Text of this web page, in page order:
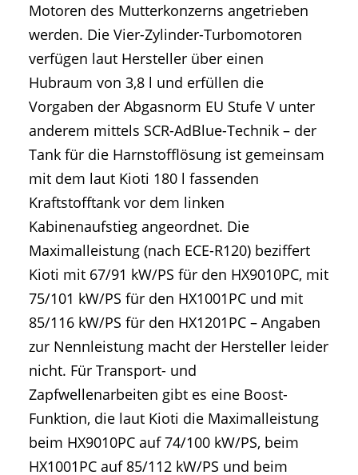
Motoren des Mutterkonzerns angetrieben
werden. Die Vier-Zylinder-Turbomotoren
verfügen laut Hersteller über einen
Hubraum von 3,8 l und erfüllen die
Vorgaben der Abgasnorm EU Stufe V unter
anderem mittels SCR-AdBlue-Technik – der
Tank für die Harnstofflösung ist gemeinsam
mit dem laut Kioti 180 l fassenden
Kraftstofftank vor dem linken
Kabinenaufstieg angeordnet. Die
Maximalleistung (nach ECE-R120) beziffert
Kioti mit 67/91 kW/PS für den HX9010PC, mit
75/101 kW/PS für den HX1001PC und mit
85/116 kW/PS für den HX1201PC – Angaben
zur Nennleistung macht der Hersteller leider
nicht. Für Transport- und
Zapfwellenarbeiten gibt es eine Boost-
Funktion, die laut Kioti die Maximalleistung
beim HX9010PC auf 74/100 kW/PS, beim
HX1001PC auf 85/112 kW/PS und beim